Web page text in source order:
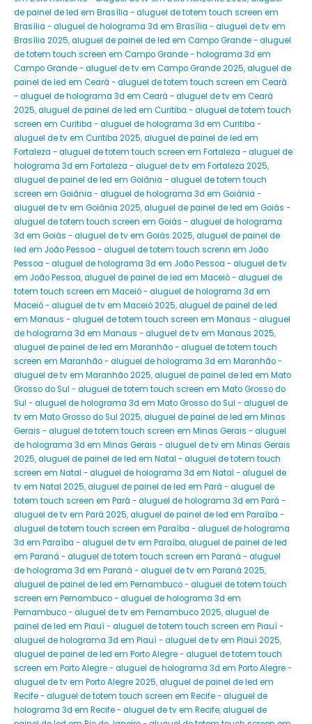
de painel de led em Brasília - aluguel de totem touch screen em
Brasília - aluguel de holograma 3d em Brasília - aluguel de tv em
Brasília 2025,aluguel de painel de led em Campo Grande - aluguel
de totem touch screen em Campo Grande - holograma 3d em
Campo Grande - aluguel de tv em Campo Grande 2025,aluguel de
painel de led em Ceará - aluguel de totem touch screen em Ceará
- aluguel de holograma 3d em Ceará - aluguel de tv em Ceará
2025,aluguel de painel de led em Curitiba - aluguel de totem touch
screen em Curitiba - aluguel de holograma 3d em Curitiba -
aluguel de tv em Curitiba 2025,aluguel de painel de led em
Fortaleza - aluguel de totem touch screen em Fortaleza - aluguel de
holograma 3d em Fortaleza - aluguel de tv em Fortaleza 2025,
aluguel de painel de led em Goiânia - aluguel de totem touch
screen em Goiânia - aluguel de holograma 3d em Goiânia -
aluguel de tv em Goiânia 2025,aluguel de painel de led em Goiás -
aluguel de totem touch screen em Goiás - aluguel de holograma
3d em Goiás - aluguel de tv em Goiás 2025,aluguel de painel de
led em João Pessoa - aluguel de totem touch screnn em João
Pessoa - aluguel de holograma 3d em João Pessoa - aluguel de tv
em João Pessoa,aluguel de painel de led em Maceió - aluguel de
totem touch screen em Maceió - aluguel de holograma 3d em
Maceió - aluguel de tv em Maceió 2025,aluguel de painel de led
em Manaus - aluguel de totem touch screen em Manaus - aluguel
de holograma 3d em Manaus - aluguel de tv em Manaus 2025,
aluguel de painel de led em Maranhão - aluguel de totem touch
screen em Maranhão - aluguel de holograma 3d em Maranhão -
aluguel de tv em Maranhão 2025,aluguel de painel de led em Mato
Grosso do Sul - aluguel de totem touch screen em Mato Grosso do
Sul - aluguel de holograma 3d em Mato Grosso do Sul - aluguel de
tv em Mato Grosso do Sul 2025,aluguel de painel de led em Minas
Gerais - aluguel de totem touch screen em Minas Gerais - aluguel
de holograma 3d em Minas Gerais - aluguel de tv em Minas Gerais
2025,aluguel de painel de led em Natal - aluguel de totem touch
screen em Natal - aluguel de holograma 3d em Natal - aluguel de
tv em Natal 2025,aluguel de painel de led em Pará - aluguel de
totem touch screen em Pará - aluguel de holograma 3d em Pará -
aluguel de tv em Pará 2025,aluguel de painel de led em Paraíba -
aluguel de totem touch screen em Paraíba - aluguel de holograma
3d em Paraíba - aluguel de tv em Paraíba,aluguel de painel de led
em Paraná - aluguel de totem touch screen em Paraná - aluguel
de holograma 3d em Paraná - aluguel de tv em Paraná 2025,
aluguel de painel de led em Pernambuco - aluguel de totem touch
screen em Pernambuco - aluguel de holograma 3d em
Pernambuco - aluguel de tv em Pernambuco 2025,aluguel de
painel de led em Piauí - aluguel de totem touch screen em Piauí -
aluguel de holograma 3d em Piauí - aluguel de tv em Piauí 2025,
aluguel de painel de led em Porto Alegre - aluguel de totem touch
screen em Porto Alegre - aluguel de holograma 3d em Porto Alegre -
aluguel de tv em Porto Alegre 2025,aluguel de painel de led em
Recife - aluguel de totem touch screen em Recife - aluguel de
holograma 3d em Recife - aluguel de tv em Recife,aluguel de